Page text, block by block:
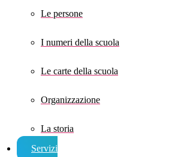
Le persone
I numeri della scuola
Le carte della scuola
Organizzazione
La storia
Servizi